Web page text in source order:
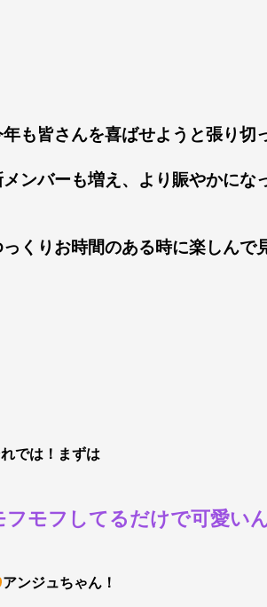
年も皆さんを喜ばせようと張り
メンバーも増え、より賑やかにな
っくりお時間のある時に楽しんで
では！まずは
フモフしてるだけで可愛い
アンジュちゃん！